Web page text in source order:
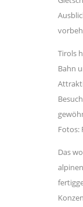
Tirols
Bahn
Fotos:
Das